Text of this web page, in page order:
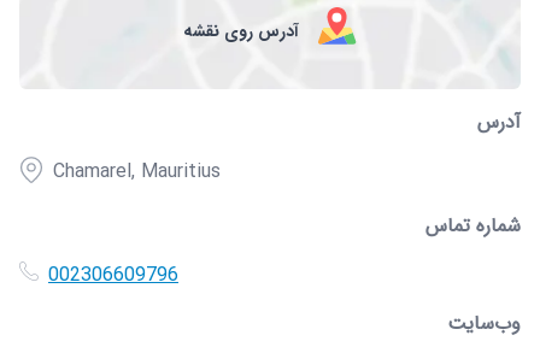
آدرس روی نقشه
آدرس
Chamarel, Mauritius
شماره تماس
002306609796
وب‌سایت